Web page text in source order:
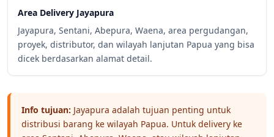
Area Delivery Jayapura
Jayapura, Sentani, Abepura, Waena, area pergudangan,
proyek, distributor, dan wilayah lanjutan Papua yang bisa
dicek berdasarkan alamat detail.
Info tujuan: Jayapura adalah tujuan penting untuk
distribusi barang ke wilayah Papua. Untuk delivery ke